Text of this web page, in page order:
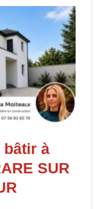
bâtir à
SUR